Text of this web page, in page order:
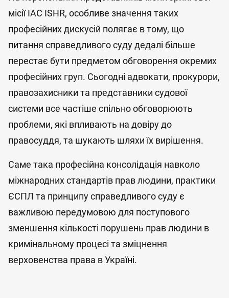
місії IAC ISHR, особливе значення таких
професійних дискусій полягає в тому, що
питання справедливого суду дедалі більше
перестає бути предметом обговорення окремих
професійних груп. Сьогодні адвокати, прокурори,
правозахисники та представники судової
системи все частіше спільно обговорюють
проблеми, які впливають на довіру до
правосуддя, та шукають шляхи їх вирішення.
Саме така професійна консолідація навколо
міжнародних стандартів прав людини, практики
ЄСПЛ та принципу справедливого суду є
важливою передумовою для поступового
зменшення кількості порушень прав людини в
кримінальному процесі та зміцнення
верховенства права в Україні.